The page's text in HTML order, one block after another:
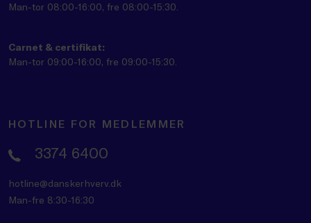
Man-tor 08:00-16:00, fre 08:00-15:30.
Carnet & certifikat:
Man-tor 09:00-16:00, fre 09:00-15:30.
HOTLINE FOR MEDLEMMER
3374 6400
hotline@danskerhverv.dk
Man-fre 8:30-16:30